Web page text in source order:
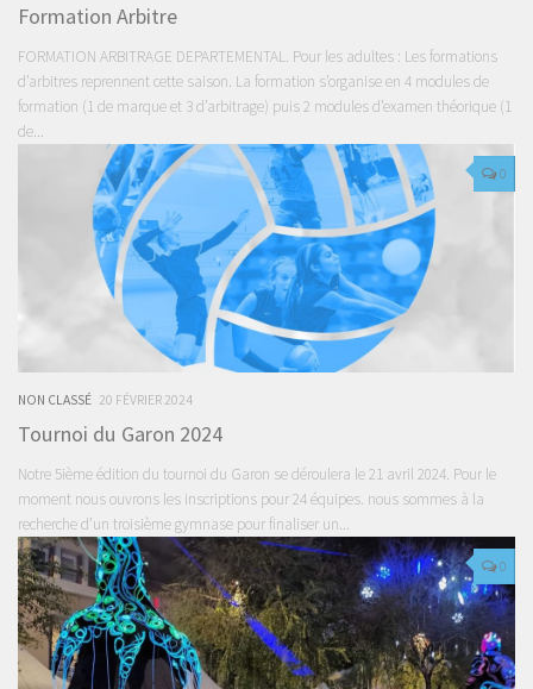
Formation Arbitre
FORMATION ARBITRAGE DEPARTEMENTAL. Pour les adultes : Les formations
d’arbitres reprennent cette saison. La formation s’organise en 4 modules de
formation (1 de marque et 3 d’arbitrage) puis 2 modules d’examen théorique (1
de...
0
NON CLASSÉ 20 FÉVRIER 2024
Tournoi du Garon 2024
Notre 5ième édition du tournoi du Garon se déroulera le 21 avril 2024. Pour le
moment nous ouvrons les inscriptions pour 24 équipes. nous sommes à la
recherche d’un troisième gymnase pour finaliser un...
0